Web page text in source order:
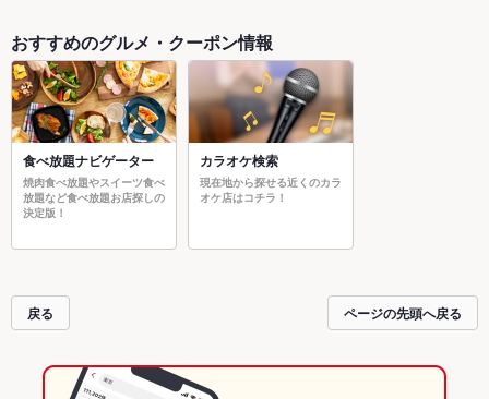
おすすめのグルメ・クーポン情報
食べ放題ナビゲーター
焼肉食べ放題やスイーツ食べ
放題など食べ放題お店探しの
決定版！
カラオケ検索
現在地から探せる近くのカラ
オケ店はコチラ！
戻る ページの先頭へ戻る